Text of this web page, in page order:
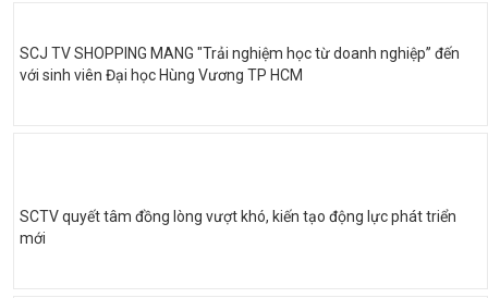
SCJ TV SHOPPING MANG "Trải nghiệm học từ doanh nghiệp” đến
với sinh viên Đại học Hùng Vương TP HCM
SCTV quyết tâm đồng lòng vượt khó, kiến tạo động lực phát triển
mới